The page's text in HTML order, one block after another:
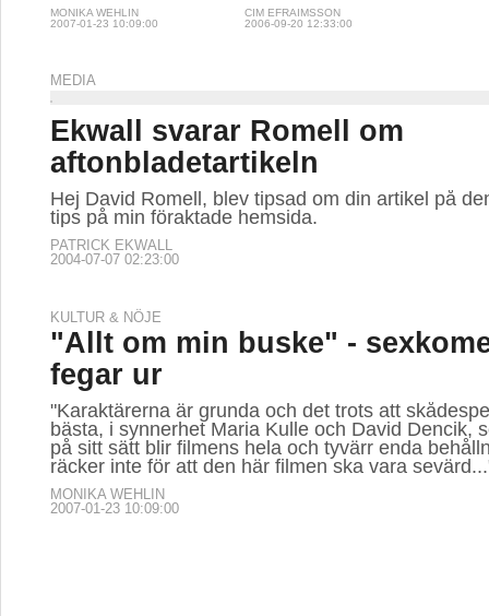
MONIKA WEHLIN
2007-01-23 10:09:00
CIM EFRAIMSSON
2006-09-20 12:33:00
MEDIA
Ekwall svarar Romell om
aftonbladetartikeln
Hej David Romell, blev tipsad om din artikel på
tips på min föraktade hemsida.
PATRICK EKWALL
2004-07-07 02:23:00
KULTUR & NÖJE
"Allt om min buske" -
fegar ur
"Karaktärerna är grunda och det trots att
bästa, i synnerhet Maria Kulle och David Dencik,
på sitt sätt blir filmens hela och tyvärr enda
räcker inte för att den här filmen ska vara
MONIKA WEHLIN
2007-01-23 10:09:00